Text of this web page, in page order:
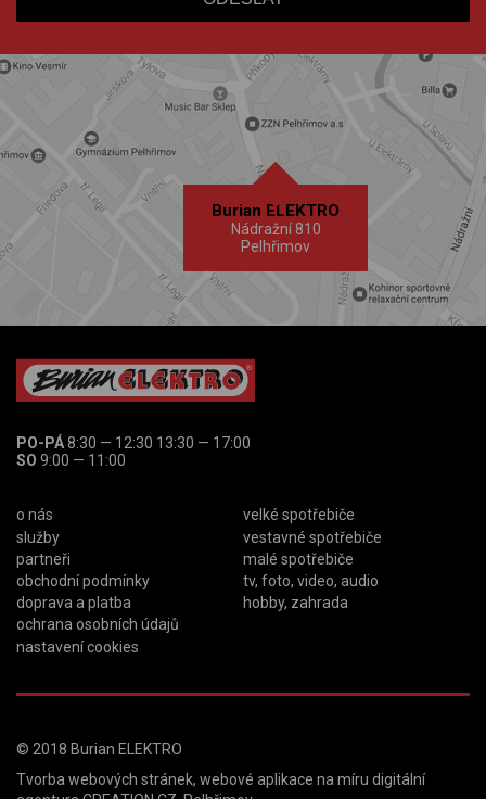
Burian ELEKTRO
Nádražní 810
Pelhřimov
PO-PÁ8:30 — 12:30 13:30 — 17:00
SO 9:00 — 11:00
o nás
služby
partneři
obchodní podmínky
doprava a platba
ochrana osobních údajů
nastavení cookies
velké spotřebiče
vestavné spotřebiče
malé spotřebiče
tv, foto, video, audio
hobby, zahrada
© 2018 Burian ELEKTRO
Tvorba webových stránek, webové aplikace na míru digitální